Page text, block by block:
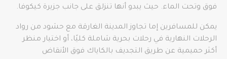
فوق وتحت الماء. حيث يبدو أنها تنزلق على جانب جزيرة كيكوفا.
يمكن للمسافرين إما تجاوز المدينة الغارقة مع حشود من رواد
الرحلات النهارية في رحلات بحرية شاملة كليًا، أو اختيار منظر
أكثر حميمية عن طريق التجديف بالكاياك فوق الأنقاض